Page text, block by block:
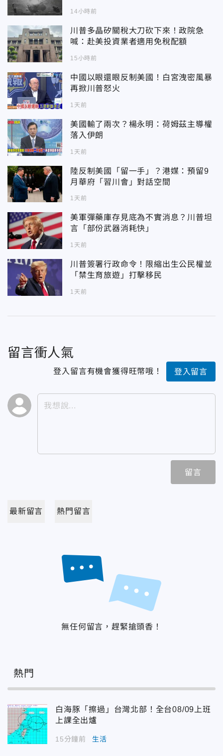
14小時前
川普多晶矽關稅大刀砍下來！政院急
喊：赴美投資業者適用免稅配額
15小時前
中國以眼還眼反制美國！白宮洩密風暴
再掀川普怒火
1天前
美國輸了兩次？楊永明：荷姆茲主導權
落入伊朗
1天前
陸反制美國「留一手」？港媒：預留9
月華府「習川會」對話空間
1天前
美軍彈藥庫存見底為不實消息？川普坦
言「部份武器消耗快」
1天前
川普簽署行政命令！限縮出生公民權並
「禁生育旅遊」打擊移民
1天前
留言衝人氣
登入留言有機會獲得旺幣哦！ 登入留言
留言
最新留言 熱門留言
無任何留言，趕緊搶頭香！
熱門
白海豚「擦過」台灣北部！全台08/09上班
上課全出爐
15分鐘前 生活